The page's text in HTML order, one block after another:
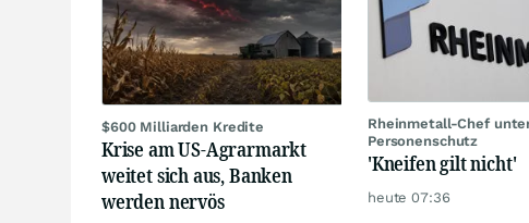
$600 Milliarden Kredite
Krise am US-Agrarmarkt
weitet sich aus, Banken
werden nervös
Rheinmetall-Chef
Personenschutz
'Kneifen gilt nicht'
heute 07:36